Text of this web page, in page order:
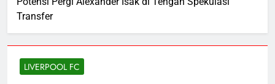
Transfer
LIVERPOOL FC